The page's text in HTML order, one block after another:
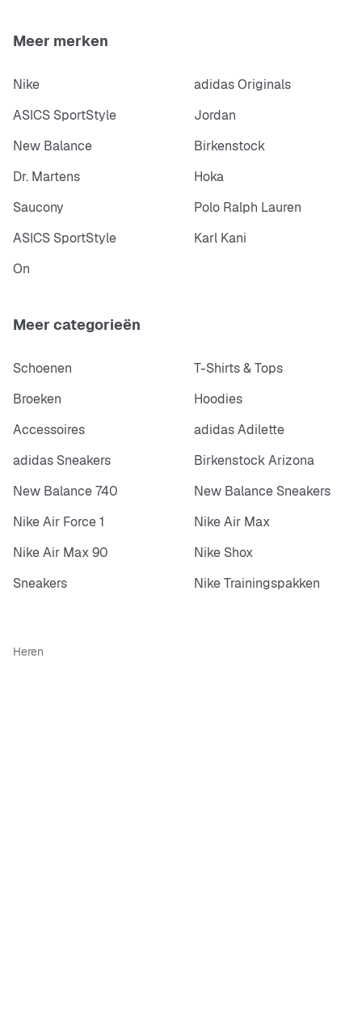
Meer merken
Nike
adidas Originals
ASICS SportStyle
Jordan
New Balance
Birkenstock
Dr. Martens
Hoka
Saucony
Polo Ralph Lauren
ASICS SportStyle
Karl Kani
On
Meer categorieën
Schoenen
T-Shirts & Tops
Broeken
Hoodies
Accessoires
adidas Adilette
adidas Sneakers
Birkenstock Arizona
New Balance 740
New Balance Sneakers
Nike Air Force 1
Nike Air Max
Nike Air Max 90
Nike Shox
Sneakers
Nike Trainingspakken
Heren